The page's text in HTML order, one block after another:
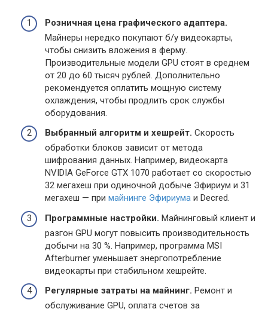
Розничная цена графического адаптера.
Майнеры нередко покупают б/у видеокарты,
чтобы снизить вложения в ферму.
Производительные модели GPU стоят в среднем
от 20 до 60 тысяч рублей. Дополнительно
рекомендуется оплатить мощную систему
охлаждения, чтобы продлить срок службы
оборудования.
Выбранный алгоритм и хешрейт. Скорость
обработки блоков зависит от метода
шифрования данных. Например, видеокарта
NVIDIA GeForce GTX 1070 работает со скоростью
32 мегахеш при одиночной добыче Эфириум и 31
мегахеш — при майнинге Эфириума и Decred.
Программные настройки. Майнинговый клиент и
разгон GPU могут повысить производительность
добычи на 30 %. Например, программа MSI
Afterburner уменьшает энергопотребление
видеокарты при стабильном хешрейте.
Регулярные затраты на майнинг. Ремонт и
обслуживание GPU, оплата счетов за